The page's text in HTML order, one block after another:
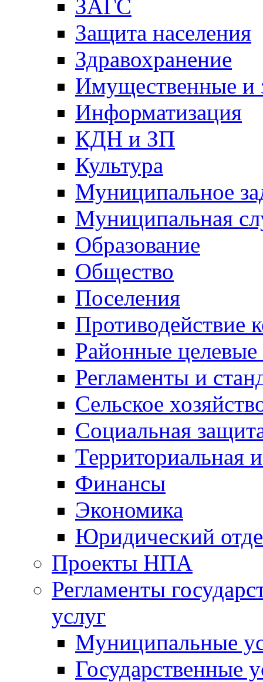
ЗАГС
Защита населения
Здравохранение
Имущественные и
Информатизация
КДН и ЗП
Культура
Муниципальное
Муниципальная
Образование
Общество
Поселения
Противодействие
Районные
Регламенты и
Сельское
Социальная
Территориальная
Финансы
Экономика
Юридический
Проекты НПА
Регламенты
услуг
Муниципальные
Государственные